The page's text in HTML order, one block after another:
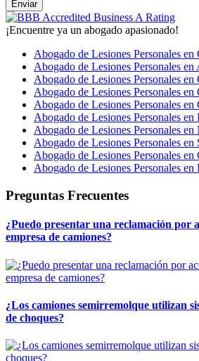
¡Encuentre ya un abogado apasionado!
Abogado de Lesiones Personales en
Abogado de Lesiones Personales en
Abogado de Lesiones Personales
Abogado de Lesiones Personales en
Abogado de Lesiones Personales en
Abogado de Lesiones Personales
Abogado de Lesiones Personales en
Abogado de Lesiones Personales en
Abogado de Lesiones Personales en
Abogado de Lesiones Personales en
Preguntas Frecuentes
¿Puedo presentar una reclamación por
empresa de camiones?
¿Los camiones semirremolque utilizan
de choques?